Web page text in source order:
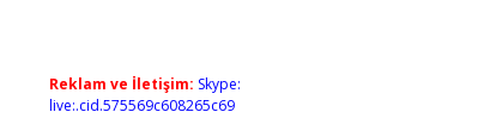
Reklam ve İletişim: Skype:
live:.cid.575569c608265c69